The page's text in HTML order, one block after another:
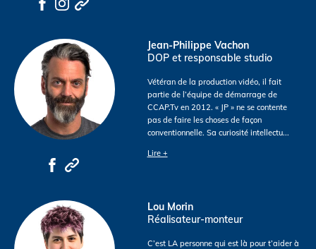
Jean-Philippe Vachon
DOP et responsable studio
Vétéran de la production vidéo, il fait
partie de l’équipe de démarrage de
CCAP.Tv en 2012. « JP » ne se contente
pas de faire les choses de façon
conventionnelle. Sa curiosité intellectu...
Lire +
Lou Morin
Réalisateur-monteur
C’est LA personne qui est là pour t’aider à